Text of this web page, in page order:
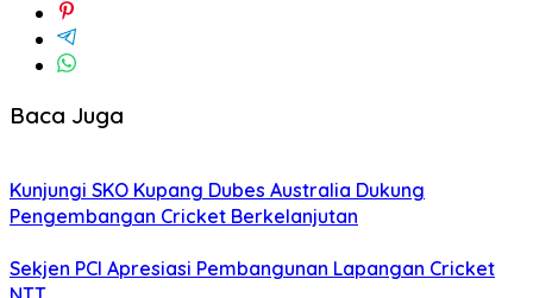
Baca Juga
Kunjungi SKO Kupang Dubes Australia Dukung
Pengembangan Cricket Berkelanjutan
Sekjen PCI Apresiasi Pembangunan Lapangan Cricket